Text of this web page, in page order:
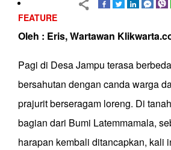
FEATURE
Oleh : Eris, Wartawan
Pagi di Desa Jampu terasa
bersahutan dengan canda warga
prajurit berseragam loreng. Di
bagian dari Bumi Latemmamala,
harapan kembali ditancapkan, kali